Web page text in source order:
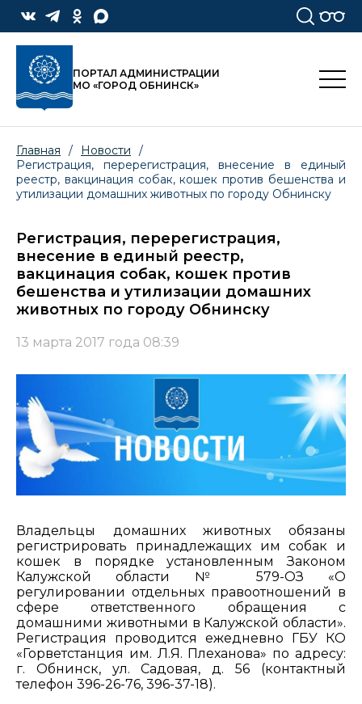
ПОРТАЛ АДМИНИСТРАЦИИ
МО «ГОРОД ОБНИНСК»
Главная / Новости
/
Регистрация, перерегистрация, внесение в единый
реестр, вакцинация собак, кошек против бешенства и
утилизации домашних животных по городу Обнинску
Регистрация, перерегистрация,
внесение в единый реестр,
вакцинация собак, кошек против
бешенства и утилизации домашних
животных по городу Обнинску
13 марта 2017 года 08:39
Владельцы домашних животных обязаны
регистрировать принадлежащих им собак и
кошек в порядке установленным Законом
Калужской области № 579-ОЗ «О
регулировании отдельных правоотношений в
сфере ответственного обращения с
домашними животными в Калужской области».
Регистрация проводится ежедневно ГБУ КО
«Горветстанция им. Л.Я. Плеханова» по адресу:
г. Обнинск, ул. Садовая, д. 56 (контактный
телефон 396-26-76, 396-37-18).